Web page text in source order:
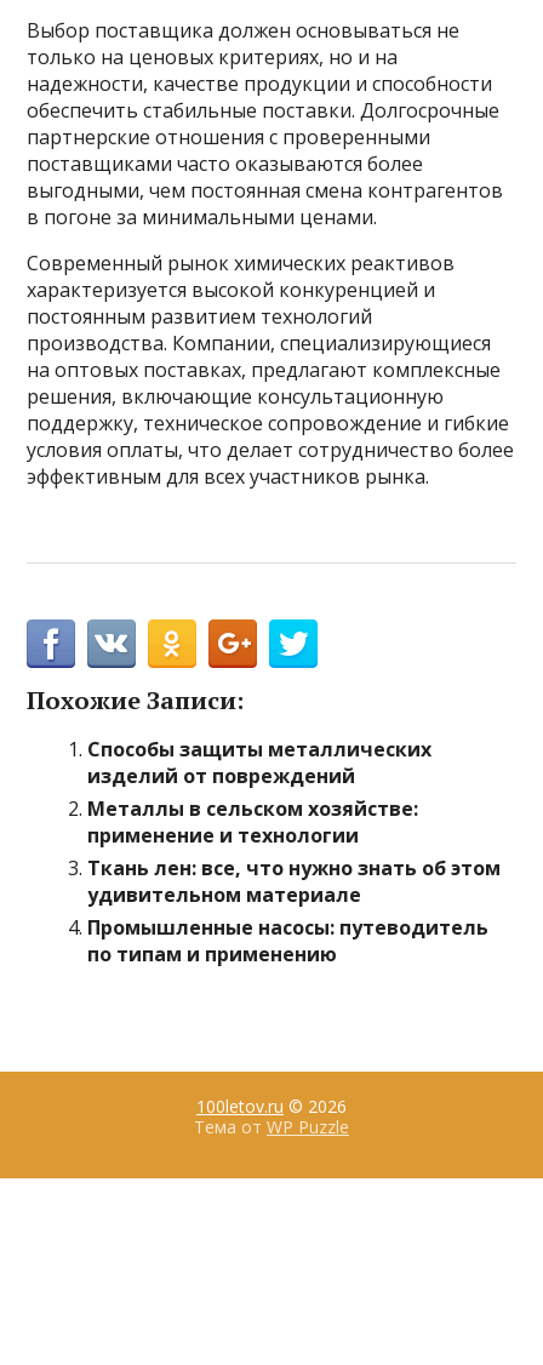
Выбор поставщика должен основываться не
только на ценовых критериях, но и на
надежности, качестве продукции и способности
обеспечить стабильные поставки. Долгосрочные
партнерские отношения с проверенными
поставщиками часто оказываются более
выгодными, чем постоянная смена контрагентов
в погоне за минимальными ценами.
Современный рынок химических реактивов
характеризуется высокой конкуренцией и
постоянным развитием технологий
производства. Компании, специализирующиеся
на оптовых поставках, предлагают комплексные
решения, включающие консультационную
поддержку, техническое сопровождение и гибкие
условия оплаты, что делает сотрудничество более
эффективным для всех участников рынка.
Похожие Записи:
Способы защиты металлических
изделий от повреждений
Металлы в сельском хозяйстве:
применение и технологии
Ткань лен: все, что нужно знать об этом
удивительном материале
Промышленные насосы: путеводитель
по типам и применению
100letov.ru © 2026
Тема от WP Puzzle